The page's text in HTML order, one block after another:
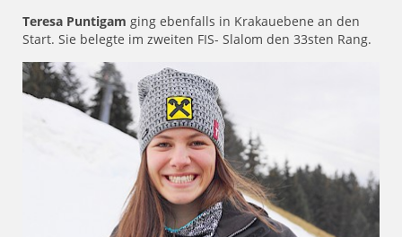
Teresa Puntigam ging ebenfalls in Krakauebene an den
Start. Sie belegte im zweiten FIS- Slalom den 33sten Rang.